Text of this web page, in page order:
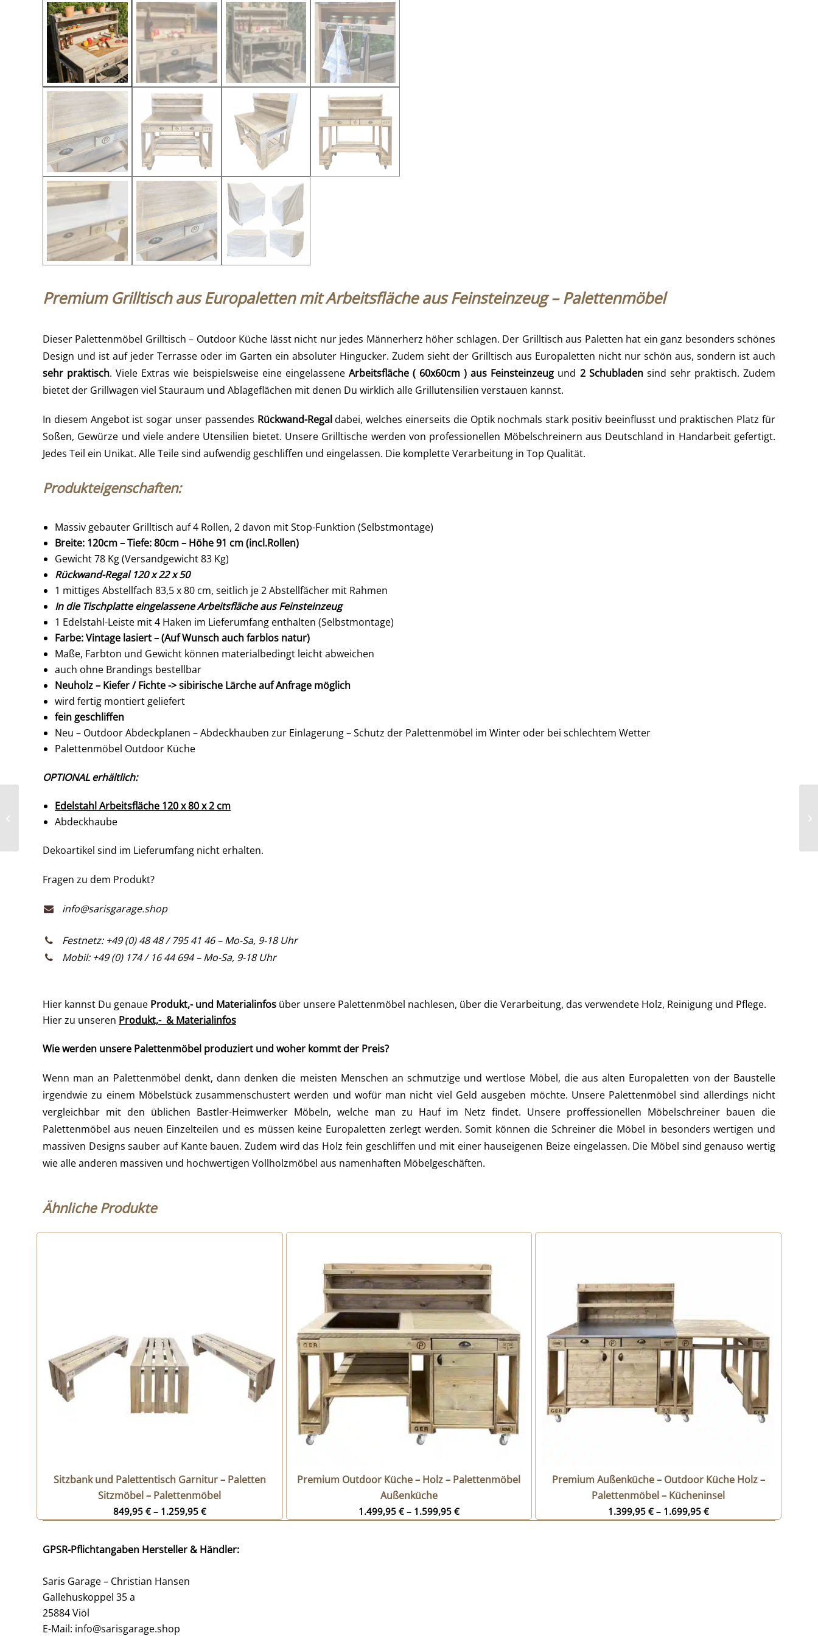
Premium Grilltisch aus Europaletten mit Arbeitsfläche aus Feinsteinzeug – Palettenmöbel
Dieser Palettenmöbel Grilltisch – Outdoor Küche lässt nicht nur jedes Männerherz höher schlagen. Der Grilltisch aus Paletten hat ein ganz besonders schönes
Design und ist auf jeder Terrasse oder im Garten ein absoluter Hingucker. Zudem sieht der Grilltisch aus Europaletten nicht nur schön aus, sondern ist auch
sehr praktisch. Viele Extras wie beispielsweise eine eingelassene Arbeitsfläche ( 60x60cm ) aus Feinsteinzeug und 2 Schubladensind sehr praktisch. Zudem
bietet der Grillwagen viel Stauraum und Ablageflächen mit denen Du wirklich alle Grillutensilien verstauen kannst.
In diesem Angebot ist sogar unser passendes Rückwand-Regaldabei, welches einerseits die Optik nochmals stark positiv beeinflusst und praktischen Platz für
Soßen, Gewürze und viele andere Utensilien bietet. Unsere Grilltische werden von professionellen Möbelschreinern aus Deutschland in Handarbeit gefertigt.
Jedes Teil ein Unikat. Alle Teile sind aufwendig geschliffen und eingelassen. Die komplette Verarbeitung in Top Qualität.
Produkteigenschaften:
Massiv gebauter Grilltisch auf 4 Rollen, 2 davon mit Stop-Funktion (Selbstmontage)
Breite: 120cm – Tiefe: 80cm – Höhe 91 cm (incl.Rollen)
Gewicht 78 Kg (Versandgewicht 83 Kg)
Rückwand-Regal 120 x 22 x 50
1 mittiges Abstellfach 83,5 x 80 cm, seitlich je 2 Abstellfächer mit Rahmen
In die Tischplatte eingelassene Arbeitsfläche aus Feinsteinzeug
1 Edelstahl-Leiste mit 4 Haken im Lieferumfang enthalten (Selbstmontage)
Farbe: Vintage lasiert – (Auf Wunsch auch farblos natur)
Maße, Farbton und Gewicht können materialbedingt leicht abweichen
auch ohne Brandings bestellbar
Neuholz – Kiefer / Fichte -> sibirische Lärche auf Anfrage möglich
wird fertig montiert geliefert
fein geschliffen
Neu – Outdoor Abdeckplanen – Abdeckhauben zur Einlagerung – Schutz der Palettenmöbel im Winter oder bei schlechtem Wetter
Palettenmöbel Outdoor Küche
OPTIONAL erhältlich:
Edelstahl Arbeitsfläche 120 x 80 x 2 cm
Abdeckhaube
Dekoartikel sind im Lieferumfang nicht erhalten.
Fragen zu dem Produkt?
info@sarisgarage.shop
Festnetz: +49 (0) 48 48 / 795 41 46 – Mo-Sa, 9-18 Uhr
Mobil: +49 (0) 174 / 16 44 694 – Mo-Sa, 9-18 Uhr
Hier kannst Du genaue Produkt,- und Materialinfos über unsere Palettenmöbel nachlesen, über die Verarbeitung, das verwendete Holz, Reinigung und Pflege.
Hier zu unseren Produkt,- & Materialinfos
Wie werden unsere Palettenmöbel produziert und woher kommt der Preis?
Wenn man an Palettenmöbel denkt, dann denken die meisten Menschen an schmutzige und wertlose Möbel, die aus alten Europaletten von der Baustelle
irgendwie zu einem Möbelstück zusammenschustert werden und wofür man nicht viel Geld ausgeben möchte. Unsere Palettenmöbel sind allerdings nicht
vergleichbar mit den üblichen Bastler-Heimwerker Möbeln, welche man zu Hauf im Netz findet. Unsere proffessionellen Möbelschreiner bauen die
Palettenmöbel aus neuen Einzelteilen und es müssen keine Europaletten zerlegt werden. Somit können die Schreiner die Möbel in besonders wertigen und
massiven Designs sauber auf Kante bauen. Zudem wird das Holz fein geschliffen und mit einer hauseigenen Beize eingelassen. Die Möbel sind genauso wertig
wie alle anderen massiven und hochwertigen Vollholzmöbel aus namenhaften Möbelgeschäften.
Ähnliche Produkte
Sitzbank und Palettentisch Garnitur – Paletten
Sitzmöbel – Palettenmöbel
849,95 €– 1.259,95 €
Premium Outdoor Küche – Holz – Palettenmöbel
Außenküche
1.499,95 €– 1.599,95 €
Premium Außenküche – Outdoor Küche Holz –
Palettenmöbel – Kücheninsel
1.399,95 €– 1.699,95 €
GPSR-Pflichtangaben Hersteller & Händler:
Saris Garage – Christian Hansen
Gallehuskoppel 35 a
25884 Viöl
E-Mail: info@sarisgarage.shop
Premium – Grilltisch –
Outdoor Küche –